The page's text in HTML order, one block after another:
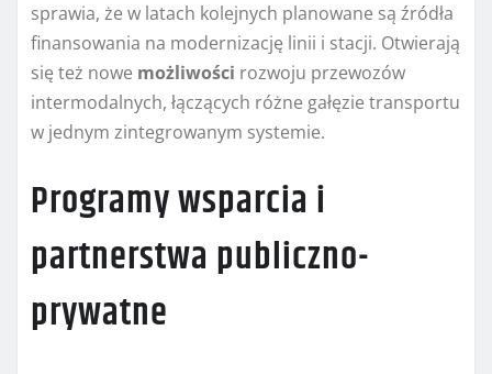
sprawia, że w latach kolejnych planowane są źródła
finansowania na modernizację linii i stacji. Otwierają
się też nowe możliwości rozwoju przewozów
intermodalnych, łączących różne gałęzie transportu
w jednym zintegrowanym systemie.
Programy wsparcia i
partnerstwa publiczno-
prywatne